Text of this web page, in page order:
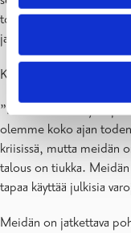
toteutustavasta ovat
jatkotyötä ajatellen”,
Kysyttäessä, miten
”Meillä menee hyvin ja
olemme koko ajan
kriisissä, mutta meidän
talous on tiukka.
tapaa käyttää julkisia
Meidän on jatkettava